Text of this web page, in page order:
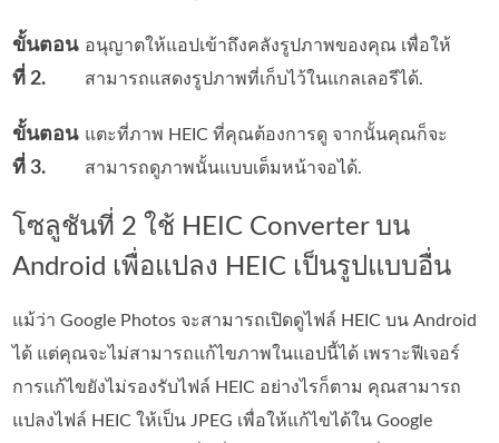
ขั้นตอน
ที่ 2.
อนุญาตให้แอปเข้าถึงคลังรูปภาพของคุณ เพื่อให้
สามารถแสดงรูปภาพที่เก็บไว้ในแกลเลอรีได้.
ขั้นตอน
ที่ 3.
แตะที่ภาพ HEIC ที่คุณต้องการดู จากนั้นคุณก็จะ
สามารถดูภาพนั้นแบบเต็มหน้าจอได้.
โซลูชันที่ 2 ใช้ HEIC Converter บน
Android เพื่อแปลง HEIC เป็นรูปแบบอื่น
แม้ว่า Google Photos จะสามารถเปิดดูไฟล์ HEIC บน Android
ได้ แต่คุณจะไม่สามารถแก้ไขภาพในแอปนี้ได้ เพราะฟีเจอร์
การแก้ไขยังไม่รองรับไฟล์ HEIC อย่างไรก็ตาม คุณสามารถ
แปลงไฟล์ HEIC ให้เป็น JPEG เพื่อให้แก้ไขได้ใน Google